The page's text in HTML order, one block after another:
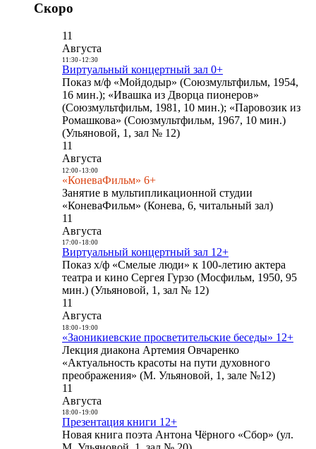
Скоро
11
Августа
11:30- 12:30
Виртуальный концертный зал 0+
Показ м/ф «Мойдодыр» (Союзмультфильм, 1954,
16 мин.); «Ивашка из Дворца пионеров»
(Союзмультфильм, 1981, 10 мин.); «Паровозик из
Ромашкова» (Союзмультфильм, 1967, 10 мин.)
(Ульяновой, 1, зал № 12)
11
Августа
12:00- 13:00
«КоневаФильм» 6+
Занятие в мультипликационной студии
«КоневаФильм» (Конева, 6, читальный зал)
11
Августа
17:00- 18:00
Виртуальный концертный зал 12+
Показ х/ф «Смелые люди» к 100-летию актера
театра и кино Сергея Гурзо (Мосфильм, 1950, 95
мин.) (Ульяновой, 1, зал № 12)
11
Августа
18:00- 19:00
«Заоникиевские просветительские беседы» 12+
Лекция диакона Артемия Овчаренко
«Актуальность красоты на пути духовного
преображения» (М. Ульяновой, 1, зале №12)
11
Августа
18:00- 19:00
Презентация книги 12+
Новая книга поэта Антона Чёрного «Сбор» (ул.